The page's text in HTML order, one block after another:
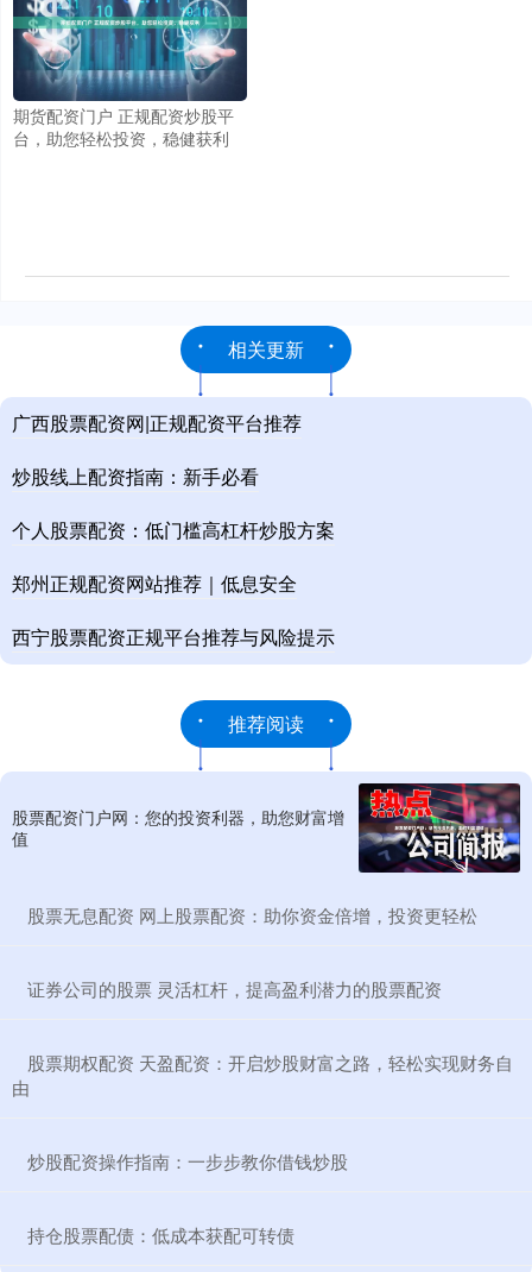
期货配资门户 正规配资炒股平
台，助您轻松投资，稳健获利
相关更新
广西股票配资网|正规配资平台推荐
炒股线上配资指南：新手必看
个人股票配资：低门槛高杠杆炒股方案
郑州正规配资网站推荐｜低息安全
西宁股票配资正规平台推荐与风险提示
推荐阅读
股票配资门户网：您的投资利器，助您财富增
值
​股票无息配资 网上股票配资：助你资金倍增，投资更轻松
​证券公司的股票 灵活杠杆，提高盈利潜力的股票配资
​股票期权配资 天盈配资：开启炒股财富之路，轻松实现财务自
由
​炒股配资操作指南：一步步教你借钱炒股
​持仓股票配债：低成本获配可转债